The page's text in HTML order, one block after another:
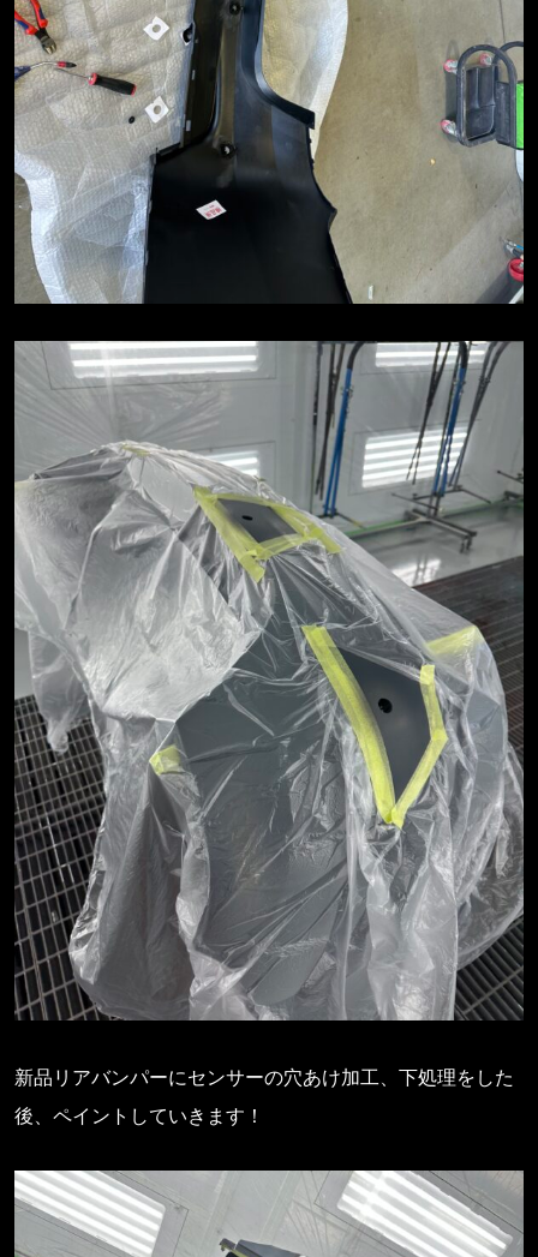
新品リアバンパーにセンサーの穴あけ加工、下処理をした
後、ペイントしていきます！